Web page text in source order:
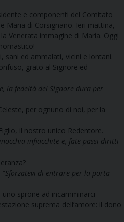
e componenti del Comitato
Maria di Corsignano. Ieri mattina,
Venerata immagine di Maria. Oggi
ed ammalati, vicini e lontani.
grato al Signore ed
la fedeltà del Signore dura per
per ognuno di noi, per la
il nostro unico Redentore.
infiacchite e, fate passi diritti
Sforzatevi di entrare per la porta
sprone ad incamminarci
suprema dell’amore: il dono